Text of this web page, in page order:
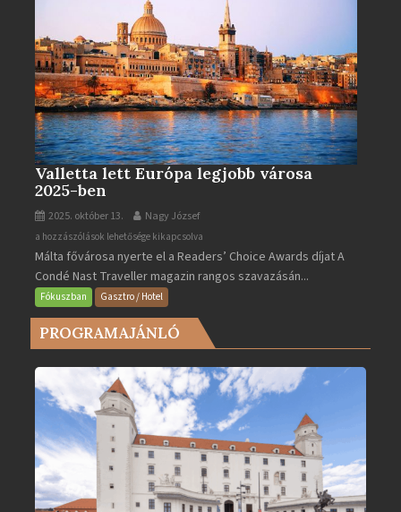
Valletta lett Európa legjobb városa
2025-ben
2025. október 13. Nagy József
Valletta
lett
Európa
legjobb
városa
2025-
bejegyzéshez
a hozzászólások lehetősége kikapcsolva
Málta fővárosa nyerte el a Readers’ Choice Awards díjat A
Condé Nast Traveller magazin rangos szavazásán...
Fókuszban Gasztro / Hotel
PROGRAMAJÁNLÓ